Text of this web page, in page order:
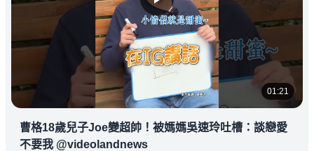
01:21
曹格18歲兒子Joe變超帥！被媽媽吳速玲吐槽：談戀愛
不要我 @videolandnews